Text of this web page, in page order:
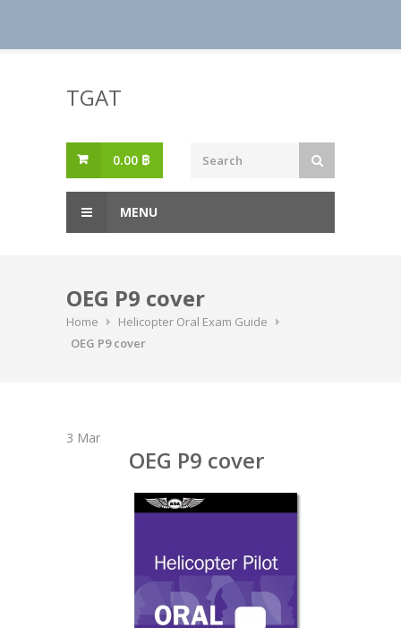
TGAT
0.00 ฿
MENU
OEG P9 cover
Home
Helicopter Oral Exam Guide
OEG P9 cover
3 Mar
OEG P9 cover